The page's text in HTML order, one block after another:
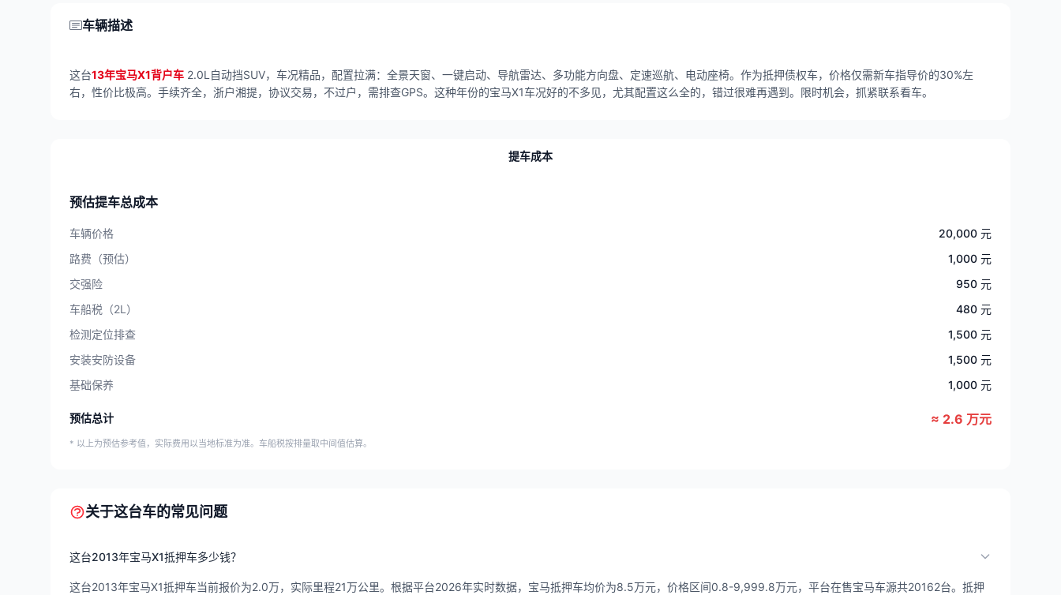
车辆描述
这台13年宝马X1背户车 2.0L自动挡SUV，车况精品，配置拉满：全景天窗、一键启动、导航雷达、多功能方向盘、定速巡航、电动座椅。作为抵押债权车，价格仅需新车指导价的30%左
右，性价比极高。手续齐全，浙户湘提，协议交易，不过户，需排查GPS。这种年份的宝马X1车况好的不多见，尤其配置这么全的，错过很难再遇到。限时机会，抓紧联系看车。
提车成本
预估提车总成本
车辆价格
20,000 元
路费（预估）
1,000 元
交强险
950 元
车船税（2L）
480 元
检测定位排查
1,500 元
安装安防设备
1,500 元
基础保养
1,000 元
预估总计 ≈ 2.6 万元
* 以上为预估参考值，实际费用以当地标准为准。车船税按排量取中间值估算。
关于这台车的常见问题
这台2013年宝马X1抵押车多少钱？
这台2013年宝马X1抵押车当前报价为2.0万，实际里程21万公里。根据平台2026年实时数据，宝马抵押车均价为8.5万元，价格区间0.8-9,999.8万元，平台在售宝马车源共20162台。抵押